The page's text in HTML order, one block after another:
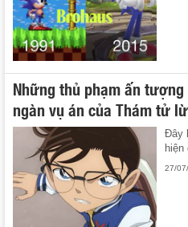
Những thủ phạm ấn
ngàn vụ án của Thám tử
Đây
27/